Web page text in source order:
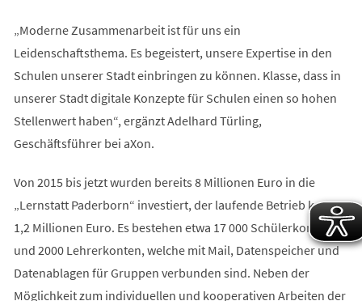
„Moderne Zusammenarbeit ist für uns ein
Leidenschaftsthema. Es begeistert, unsere Expertise in den
Schulen unserer Stadt einbringen zu können. Klasse, dass in
unserer Stadt digitale Konzepte für Schulen einen so hohen
Stellenwert haben“, ergänzt Adelhard Türling,
Geschäftsführer bei aXon.
Von 2015 bis jetzt wurden bereits 8 Millionen Euro in die
„Lernstatt Paderborn“ investiert, der laufende Betrieb kostet
1,2 Millionen Euro. Es bestehen etwa 17 000 Schülerkonten
und 2000 Lehrerkonten, welche mit Mail, Datenspeicher und
Datenablagen für Gruppen verbunden sind. Neben der
Möglichkeit zum individuellen und kooperativen Arbeiten der